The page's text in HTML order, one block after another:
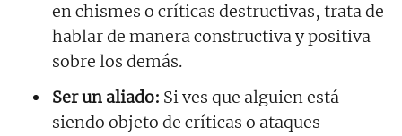
en chismes o críticas destructivas, trata de
hablar de manera constructiva y positiva
sobre los demás.
Ser un aliado: Si ves que alguien está
siendo objeto de críticas o ataques